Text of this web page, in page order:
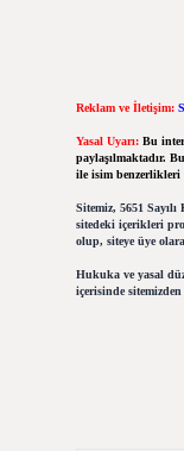
Reklam ve İletişim:
Yasal Uyarı: Bu
paylaşılmaktadır.
ile isim benzerlikleri
Sitemiz, 5651
sitedeki içerikleri
olup, siteye üye
Hukuka ve yasal
içerisinde sitemizden